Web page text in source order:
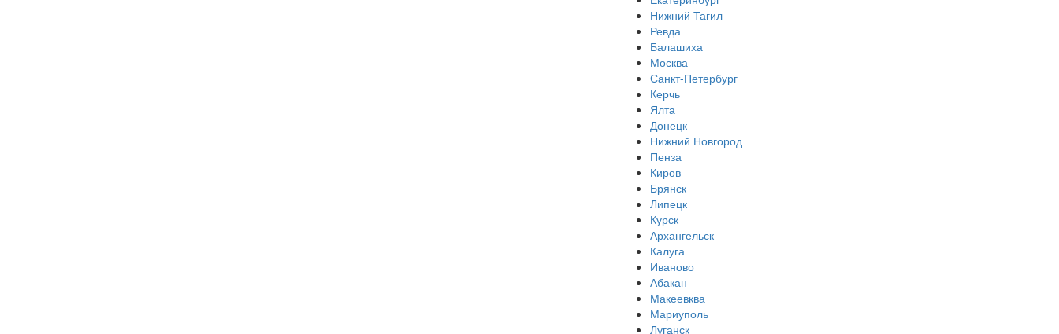
Нижний Тагил
Ревда
Балашиха
Москва
Санкт-Петербург
Керчь
Ялта
Донецк
Нижний Новгород
Пенза
Киров
Брянск
Липецк
Курск
Архангельск
Калуга
Иваново
Абакан
Макеевква
Мариуполь
Луганск